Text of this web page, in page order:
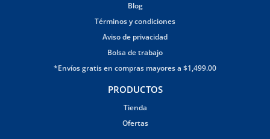
Blog
Términos y condiciones
Aviso de privacidad
Bolsa de trabajo
*Envíos gratis en compras mayores a $1,499.00
PRODUCTOS
Tienda
Ofertas